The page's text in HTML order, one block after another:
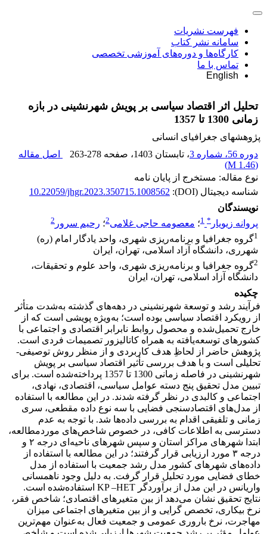
فهرست نشریات
سامانه نشر کتاب
کارگاه‌ها و دوره‌های آموزشی تخصصی
تماس با ما
English
تحلیل اثر اقتصاد سیاسی بر پویش شهرنشینی در بازه
زمانی 1300 تا 1357
پژوهشهای جغرافیای انسانی
دوره 56، شماره 3
، تابستان 1403 ، صفحه 263-278
اصل مقاله
(
1.46 M
)
نوع مقاله: مستخرج از پایان نامه
شناسه دیجیتال (DOI):
10.22059/jhgr.2023.350715.1008562
نویسندگان
پروانه زیویار *
1؛ معصومه حاجی غلامی2؛ رحیم سرور 2
1گروه جغرافیا و برنامه‌ریزی شهری، واحد یادگار امام (ره)
شهرری، دانشگاه آزاد اسلامی، تهران، ایران
2گروه جغرافیا و برنامه‌ریزی شهری، واحد علوم و تحقیقات،
دانشگاه آزاد اسلامی، تهران، ایران
چکیده
فرآیند رشد و توسعة شهرنشینی در دهه‌های گذشته به‌شدت متأثر
از رویکرد اقتصاد سیاسی بوده است؛ به‌ویژه پویشی است که از
خارج تحمیل‌شده و محصول روابط نابرابر اقتصادی و اجتماعی با
کشورهای توسعه‌یافته به همراه کاتالیزور تصمیمات فردی است.
پژوهش حاضر از لحاظِ هدف کاربردی و از منظر روش توصیفی-
تحلیلی است و با هدف بررسی تأثیر اقتصاد سیاسی بر پویش
شهرنشینی در فاصله زمانی 1300 تا 1357 پرداخته‌شده است. برای
تبیین مدل تحقیق پنج دسته عوامل سیاسی، اقتصادی، نهادی،
اجتماعی و کالبدی در نظر گرفته شدند. در این مطالعه با استفاده
از مدل‌های اقتصادسنجی فضایی با سه نوع داده مقطعی، سری
زمانی و تلفیقی اقدام به بررسی داده‌ها شد. با توجه به عدم
دسترسی به اطلاعات کافی، در خصوص شاخص‌های موردمطالعه،
ابتدا شهرهای مراکز استان و سپس شهرهای ناحیه‌ای درجه ۲ و
درجه ۳ مورد ارزیابی قرار گرفتند؛ در این مطالعه با استفاده از
داده‌های شهرهای کشور مدل رشد جمعیت با استفاده از مدل
خطای فضایی مورد تحلیل قرار گرفت. به دلیل وجود ناهمسانی
واریانس در این مدل از برآوردگر KP –HET استفاده‌شده است.
نتایج تحقیق نشان می‌دهد از بین متغیرهای اقتصادی؛ شاخص فقر،
نرخ بیکاری، تخصص گرایی و از بین متغیرهای اجتماعی میزان
مهاجرت، نرخ باروری عمومی و جمعیت فعال به‌عنوان مهم‌ترین